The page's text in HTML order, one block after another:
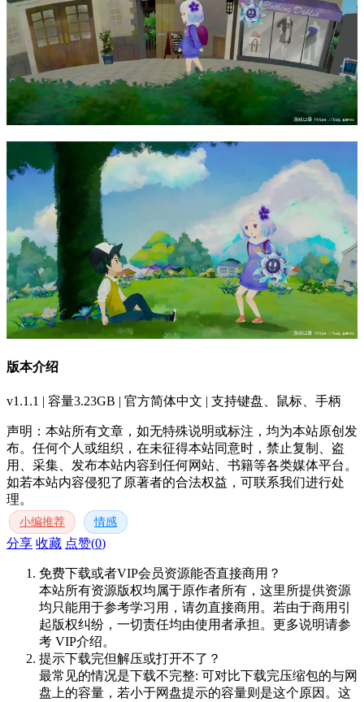
版本介绍
v1.1.1 | 容量3.23GB | 官方简体中文 | 支持键盘、鼠标、手柄
声明：本站所有文章，如无特殊说明或标注，均为本站原创发
布。任何个人或组织，在未征得本站同意时，禁止复制、盗
用、采集、发布本站内容到任何网站、书籍等各类媒体平台。
如若本站内容侵犯了原著者的合法权益，可联系我们进行处
理。
小编推荐 情感
分享 收藏 点赞(0)
免费下载或者VIP会员资源能否直接商用？
本站所有资源版权均属于原作者所有，这里所提供资源
均只能用于参考学习用，请勿直接商用。若由于商用引
起版权纠纷，一切责任均由使用者承担。更多说明请参
考 VIP介绍。
提示下载完但解压或打开不了？
最常见的情况是下载不完整: 可对比下载完压缩包的与网
盘上的容量，若小于网盘提示的容量则是这个原因。这